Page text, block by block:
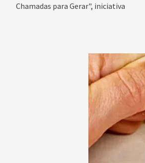
Chamadas para Gerar", iniciativa